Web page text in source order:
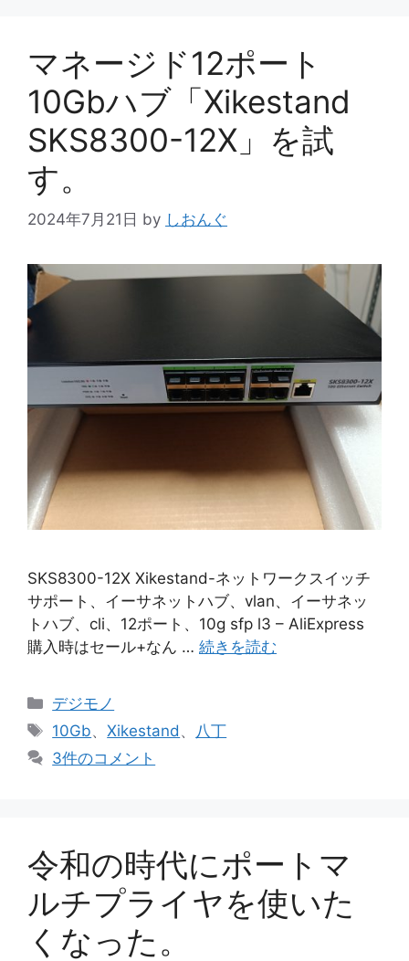
マネージド12ポート
10Gbハブ「Xikestand
SKS8300-12X」を試
す。
2024年7月21日 by しおんぐ
SKS8300-12X Xikestand-ネットワークスイッチ
サポート、イーサネットハブ、vlan、イーサネッ
トハブ、cli、12ポート、10g sfp l3 – AliExpress
購入時はセール+なん … 続きを読む
カ
テ
リ
デジモノ
タ
グ
10Gb、Xikestand 、
八丁
3件のコメント
令和の時代にポートマ
ルチプライヤを使いた
くなった。